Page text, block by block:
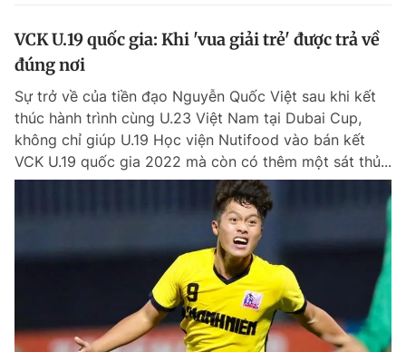
VCK U.19 quốc gia: Khi 'vua giải trẻ' được trả về
đúng nơi
Sự trở về của tiền đạo Nguyễn Quốc Việt sau khi kết
thúc hành trình cùng U.23 Việt Nam tại Dubai Cup,
không chỉ giúp U.19 Học viện Nutifood vào bán kết
VCK U.19 quốc gia 2022 mà còn có thêm một sát thủ...